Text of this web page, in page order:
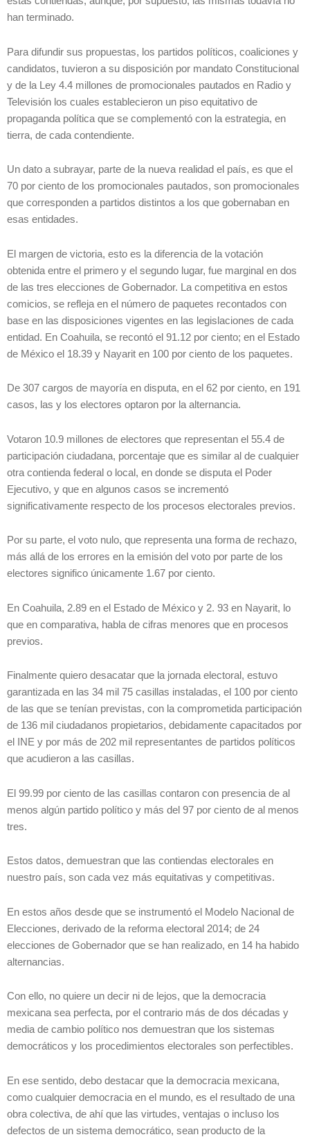
han terminado.
Para difundir sus propuestas, los partidos políticos, coaliciones y
candidatos, tuvieron a su disposición por mandato Constitucional
y de la Ley 4.4 millones de promocionales pautados en Radio y
Televisión los cuales establecieron un piso equitativo de
propaganda política que se complementó con la estrategia, en
tierra, de cada contendiente.
Un dato a subrayar, parte de la nueva realidad el país, es que el
70 por ciento de los promocionales pautados, son promocionales
que corresponden a partidos distintos a los que gobernaban en
esas entidades.
El margen de victoria, esto es la diferencia de la votación
obtenida entre el primero y el segundo lugar, fue marginal en dos
de las tres elecciones de Gobernador. La competitiva en estos
comicios, se refleja en el número de paquetes recontados con
base en las disposiciones vigentes en las legislaciones de cada
entidad. En Coahuila, se recontó el 91.12 por ciento; en el Estado
de México el 18.39 y Nayarit en 100 por ciento de los paquetes.
De 307 cargos de mayoría en disputa, en el 62 por ciento, en 191
casos, las y los electores optaron por la alternancia.
Votaron 10.9 millones de electores que representan el 55.4 de
participación ciudadana, porcentaje que es similar al de cualquier
otra contienda federal o local, en donde se disputa el Poder
Ejecutivo, y que en algunos casos se incrementó
significativamente respecto de los procesos electorales previos.
Por su parte, el voto nulo, que representa una forma de rechazo,
más allá de los errores en la emisión del voto por parte de los
electores significo únicamente 1.67 por ciento.
En Coahuila, 2.89 en el Estado de México y 2. 93 en Nayarit, lo
que en comparativa, habla de cifras menores que en procesos
previos.
Finalmente quiero desacatar que la jornada electoral, estuvo
garantizada en las 34 mil 75 casillas instaladas, el 100 por ciento
de las que se tenían previstas, con la comprometida participación
de 136 mil ciudadanos propietarios, debidamente capacitados por
el INE y por más de 202 mil representantes de partidos políticos
que acudieron a las casillas.
El 99.99 por ciento de las casillas contaron con presencia de al
menos algún partido político y más del 97 por ciento de al menos
tres.
Estos datos, demuestran que las contiendas electorales en
nuestro país, son cada vez más equitativas y competitivas.
En estos años desde que se instrumentó el Modelo Nacional de
Elecciones, derivado de la reforma electoral 2014; de 24
elecciones de Gobernador que se han realizado, en 14 ha habido
alternancias.
Con ello, no quiere un decir ni de lejos, que la democracia
mexicana sea perfecta, por el contrario más de dos décadas y
media de cambio político nos demuestran que los sistemas
democráticos y los procedimientos electorales son perfectibles.
En ese sentido, debo destacar que la democracia mexicana,
como cualquier democracia en el mundo, es el resultado de una
obra colectiva, de ahí que las virtudes, ventajas o incluso los
defectos de un sistema democrático, sean producto de la